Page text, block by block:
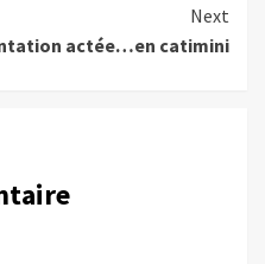
Next
actée…en catimini